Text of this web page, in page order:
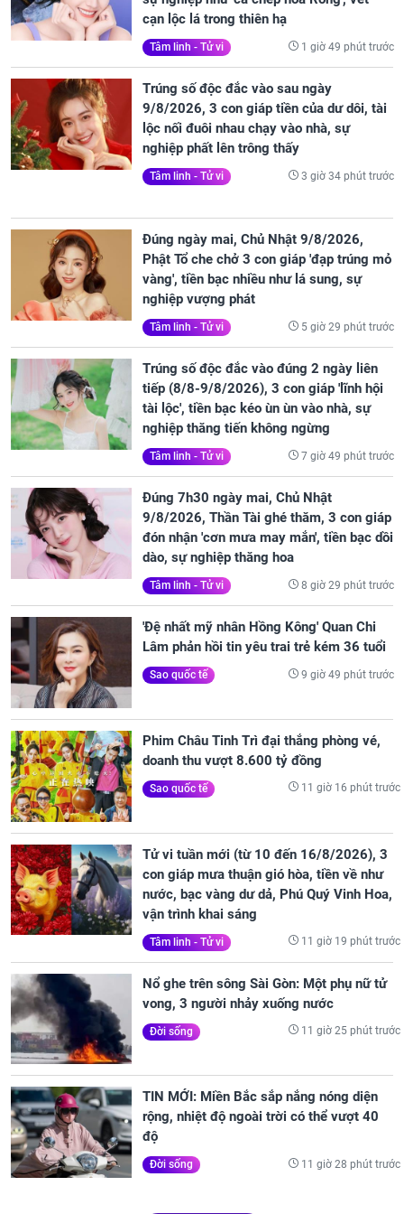
cạn lộc lá trong thiên hạ
Tâm linh - Tử vi 1 giờ 49 phút trước
Trúng số độc đắc vào sau ngày
9/8/2026, 3 con giáp tiền của dư dôi, tài
lộc nối đuôi nhau chạy vào nhà, sự
nghiệp phất lên trông thấy
Tâm linh - Tử vi 3 giờ 34 phút trước
Đúng ngày mai, Chủ Nhật 9/8/2026,
Phật Tổ che chở 3 con giáp 'đạp trúng mỏ
vàng', tiền bạc nhiều như lá sung, sự
nghiệp vượng phát
Tâm linh - Tử vi 5 giờ 29 phút trước
Trúng số độc đắc vào đúng 2 ngày liên
tiếp (8/8-9/8/2026), 3 con giáp 'lĩnh hội
tài lộc', tiền bạc kéo ùn ùn vào nhà, sự
nghiệp thăng tiến không ngừng
Tâm linh - Tử vi 7 giờ 49 phút trước
Đúng 7h30 ngày mai, Chủ Nhật
9/8/2026, Thần Tài ghé thăm, 3 con giáp
đón nhận 'cơn mưa may mắn', tiền bạc dồi
dào, sự nghiệp thăng hoa
Tâm linh - Tử vi 8 giờ 29 phút trước
'Đệ nhất mỹ nhân Hồng Kông' Quan Chi
Lâm phản hồi tin yêu trai trẻ kém 36 tuổi
Sao quốc tế 9 giờ 49 phút trước
Phim Châu Tinh Trì đại thắng phòng vé,
doanh thu vượt 8.600 tỷ đồng
Sao quốc tế 11 giờ 16 phút trước
Tử vi tuần mới (từ 10 đến 16/8/2026), 3
con giáp mưa thuận gió hòa, tiền về như
nước, bạc vàng dư dả, Phú Quý Vinh Hoa,
vận trình khai sáng
Tâm linh - Tử vi 11 giờ 19 phút trước
Nổ ghe trên sông Sài Gòn: Một phụ nữ tử
vong, 3 người nhảy xuống nước
Đời sống 11 giờ 25 phút trước
TIN MỚI: Miền Bắc sắp nắng nóng diện
rộng, nhiệt độ ngoài trời có thể vượt 40
độ
Đời sống 11 giờ 28 phút trước